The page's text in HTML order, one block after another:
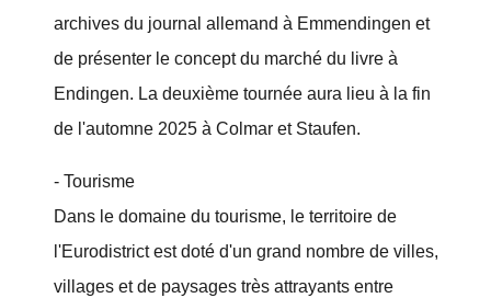
archives du journal allemand à Emmendingen et
de présenter le concept du marché du livre à
Endingen. La deuxième tournée aura lieu à la fin
de l'automne 2025 à Colmar et Staufen.
- Tourisme
Dans le domaine du tourisme, le territoire de
l'Eurodistrict est doté d'un grand nombre de villes,
villages et de paysages très attrayants entre